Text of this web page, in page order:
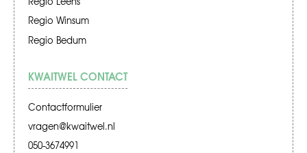
Regio Winsum
Regio Bedum
KWAITWEL CONTACT
Contactformulier
vragen@kwaitwel.nl
050-3674991